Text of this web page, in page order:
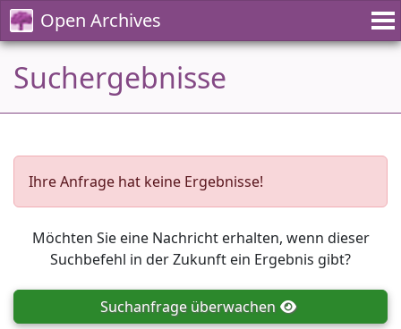
Open Archives
Suchergebnisse
Ihre Anfrage hat keine Ergebnisse!
Möchten Sie eine Nachricht erhalten, wenn dieser
Suchbefehl in der Zukunft ein Ergebnis gibt?
Suchanfrage überwachen